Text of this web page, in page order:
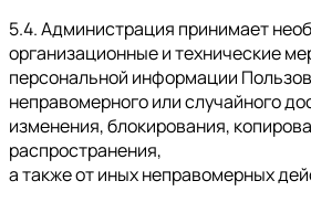
5.4. Администрация принимает
организационные и технические
персональной информации
неправомерного или случайного
изменения, блокирования,
распространения,
а также от иных неправомерных